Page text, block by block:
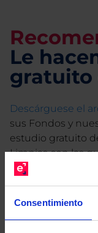
Consentimiento
Le
gratuito
Descárguese el
sus Fondos y
estudio gratuito
Limpias con las